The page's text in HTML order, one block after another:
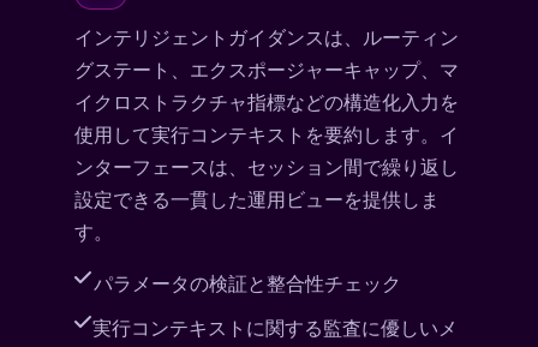
インテリジェントガイダンスは、ルーティン
グステート、エクスポージャーキャップ、マ
イクロストラクチャ指標などの構造化入力を
使用して実行コンテキストを要約します。イ
ンターフェースは、セッション間で繰り返し
設定できる一貫した運用ビューを提供しま
す。
パラメータの検証と整合性チェック
実行コンテキストに関する監査に優しいメ